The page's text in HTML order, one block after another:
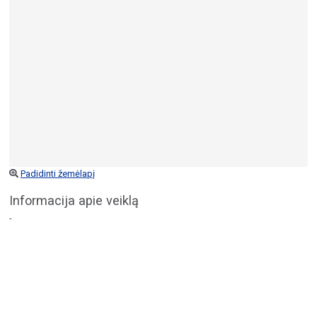
Padidinti žemėlapį
Informacija apie veiklą
-